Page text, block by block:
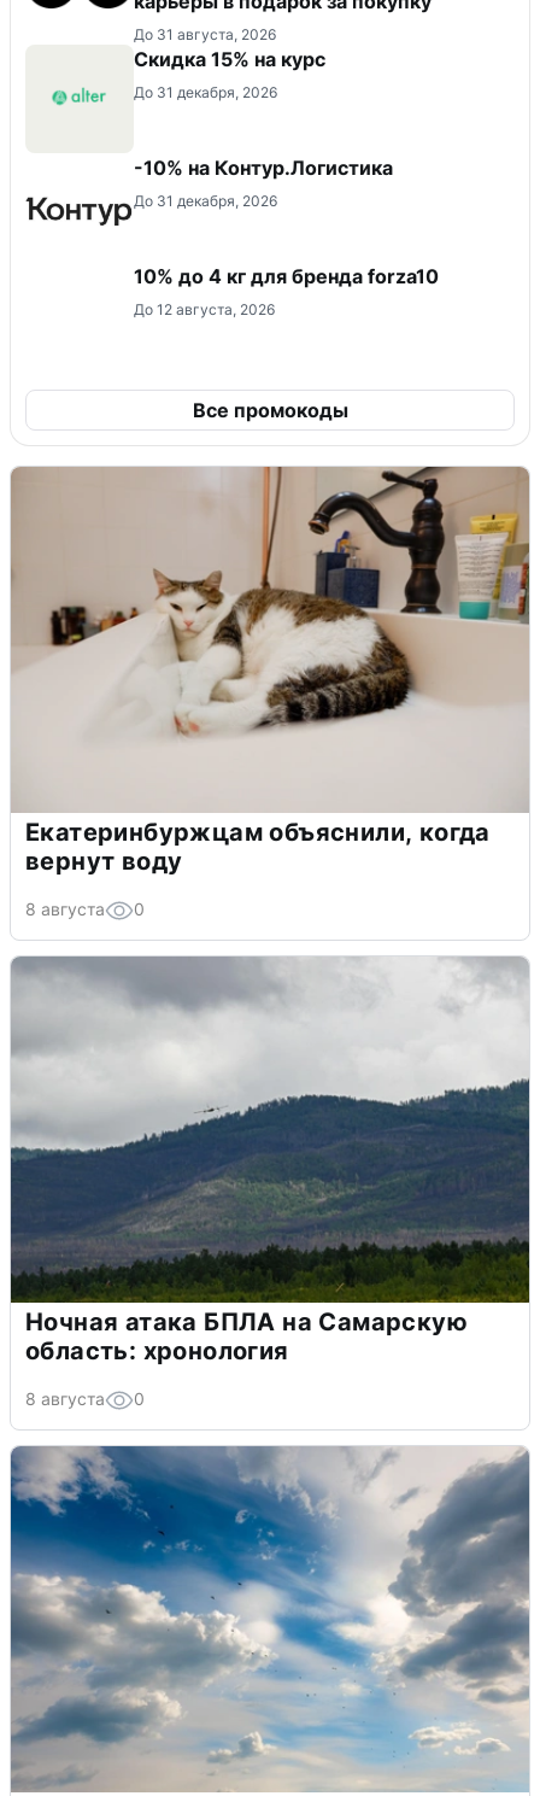
До 31 августа, 2026
Скидка 15% на курс
До 31 декабря, 2026
-10% на Контур.Логистика
До 31 декабря, 2026
10% до 4 кг для бренда forza10
До 12 августа, 2026
Все промокоды
Екатеринбуржцам объяснили, когда
вернут воду
8 августа 0
Ночная атака БПЛА на Самарскую
область: хронология
8 августа 0